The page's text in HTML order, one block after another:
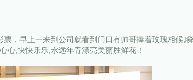
，早上一来到公司就看到门口有帅哥捧着玫瑰相候,
心,快快乐乐,永远年青漂亮美丽胜鲜花！